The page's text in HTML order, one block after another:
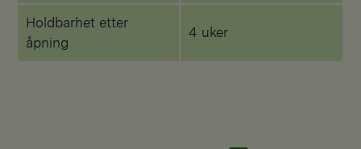
Holdbarhet etter
åpning
4 uker